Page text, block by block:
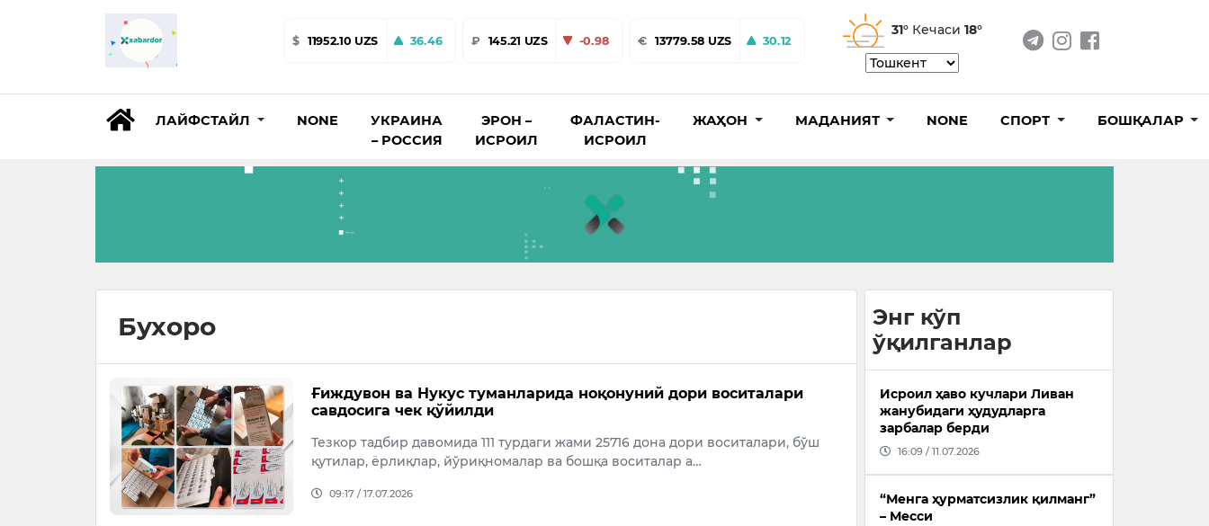
$ 11952.10 UZS 36.46 ₽ 145.21 UZS -0.98 € 13779.58 UZS 30.12
31° Кечаси 18°
ЛАЙФСТАЙЛ NONE
УКРАИНА
– РОССИЯ
ЭРОН –
ИСРОИЛ
ФАЛАСТИН-
ИСРОИЛ
ЖАҲОН МАДАНИЯТ NONE СПОРТ БОШҚАЛАР
Бухоро
Ғиждувон ва Нукус туманларида ноқонуний дори воситалари
савдосига чек қўйилди
Тезкор тадбир давомида 111 турдаги жами 25716 дона дори воситалари, бўш
қутилар, ёрлиқлар, йўриқномалар ва бошқа воситалар а…
09:17 / 17.07.2026
Энг кўп
ўқилганлар
Исроил ҳаво кучлари Ливан
жанубидаги ҳудудларга
зарбалар берди
16:09 / 11.07.2026
“Менга ҳурматсизлик қилманг”
– Месси